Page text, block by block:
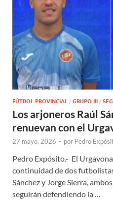
FÚTBOL PROVINCIAL / GRUPO III /
Los arjoneros Raúl
renuevan con el
27 mayo, 2026 - por Pedro
Pedro Expósito.- El
continuidad de dos
Sánchez y Jorge Sierra,
seguirán defendiendo la …